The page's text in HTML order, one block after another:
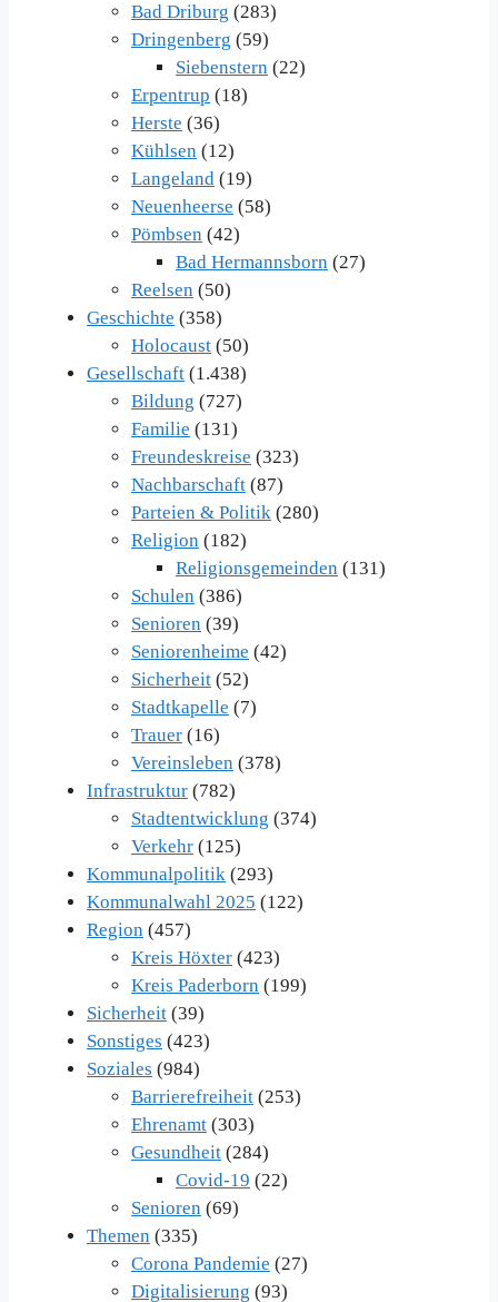
Bad Driburg (283)
Dringenberg (59)
Siebenstern (22)
Erpentrup (18)
Herste (36)
Kühlsen (12)
Langeland (19)
Neuenheerse (58)
Pömbsen (42)
Bad Hermannsborn (27)
Reelsen (50)
Geschichte (358)
Holocaust (50)
Gesellschaft (1.438)
Bildung (727)
Familie (131)
Freundeskreise (323)
Nachbarschaft (87)
Parteien & Politik (280)
Religion (182)
Religionsgemeinden (131)
Schulen (386)
Senioren (39)
Seniorenheime (42)
Sicherheit (52)
Stadtkapelle (7)
Trauer (16)
Vereinsleben (378)
Infrastruktur (782)
Stadtentwicklung (374)
Verkehr (125)
Kommunalpolitik (293)
Kommunalwahl 2025 (122)
Region (457)
Kreis Höxter (423)
Kreis Paderborn (199)
Sicherheit (39)
Sonstiges (423)
Soziales (984)
Barrierefreiheit (253)
Ehrenamt (303)
Gesundheit (284)
Covid-19 (22)
Senioren (69)
Themen (335)
Corona Pandemie (27)
Digitalisierung (93)